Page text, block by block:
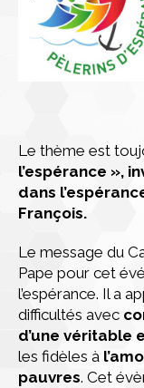
Le thème est
l’espérance »,
dans
François.
Le message du
Pape pour cet
l’espérance. Il a
difficultés avec
d’une véritable
les fidèles à
pauvres. Cet